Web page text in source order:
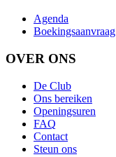
Agenda
Boekingsaanvraag
OVER ONS
De Club
Ons bereiken
Openingsuren
FAQ
Contact
Steun ons